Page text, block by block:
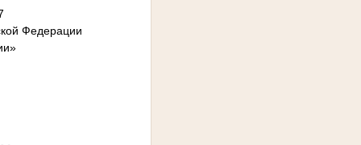
Федерации